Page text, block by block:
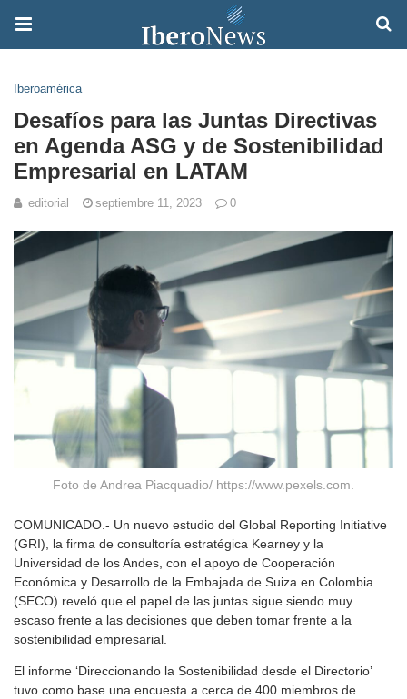
Iberoamérica
Desafíos para las Juntas Directivas
en Agenda ASG y de Sostenibilidad
Empresarial en LATAM
editorial septiembre 11, 2023 0
Foto de Andrea Piacquadio/ https://www.pexels.com.
COMUNICADO.- Un nuevo estudio del Global Reporting Initiative
(GRI), la firma de consultoría estratégica Kearney y la
Universidad de los Andes, con el apoyo de Cooperación
Económica y Desarrollo de la Embajada de Suiza en Colombia
(SECO) reveló que el papel de las juntas sigue siendo muy
escaso frente a las decisiones que deben tomar frente a la
sostenibilidad empresarial.
El informe ‘Direccionando la Sostenibilidad desde el Directorio’
tuvo como base una encuesta a cerca de 400 miembros de